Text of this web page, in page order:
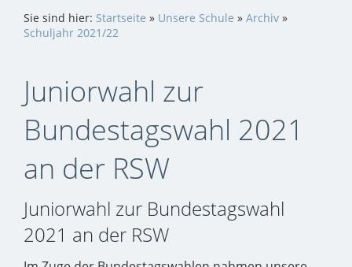
Sie sind hier: Startseite » Unsere Schule » Archiv »
Schuljahr 2021/22
Juniorwahl zur
Bundestagswahl 2021
an der RSW
Juniorwahl zur Bundestagswahl
2021 an der RSW